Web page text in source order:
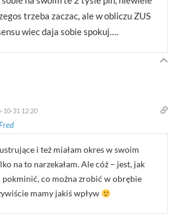
trzeba zaczac, ale w obliczu ZUS
wiec daja sobie spokuj….
10-31 12:20
i też miałam okres w swoim
na to narzekałam. Ale cóż – jest, jak
pokminić, co można zrobić w obrębie
mamy jakiś wpływ